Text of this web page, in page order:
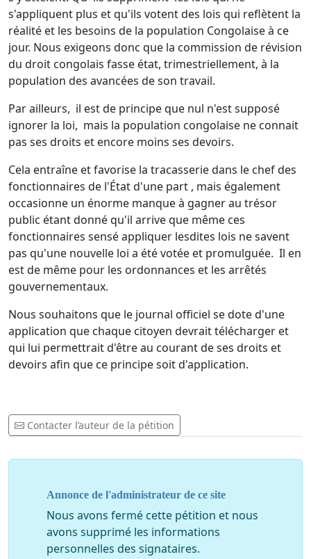
s'appliquent plus et qu'ils votent des lois qui reflètent la
réalité et les besoins de la population Congolaise à ce
jour. Nous exigeons donc que la commission de révision
du droit congolais fasse état, trimestriellement, à la
population des avancées de son travail.
Par ailleurs, il est de principe que nul n'est supposé
ignorer la loi, mais la population congolaise ne connait
pas ses droits et encore moins ses devoirs.
Cela entraîne et favorise la tracasserie dans le chef des
fonctionnaires de l'État d'une part , mais également
occasionne un énorme manque à gagner au trésor
public étant donné qu'il arrive que même ces
fonctionnaires sensé appliquer lesdites lois ne savent
pas qu'une nouvelle loi a été votée et promulguée. Il en
est de même pour les ordonnances et les arrêtés
gouvernementaux.
Nous souhaitons que le journal officiel se dote d'une
application que chaque citoyen devrait télécharger et
qui lui permettrait d'être au courant de ses droits et
devoirs afin que ce principe soit d'application.
Contacter l’auteur de la pétition
Annonce de l'administrateur de ce site
Nous avons fermé cette pétition et nous
avons supprimé les informations
personnelles des signataires.